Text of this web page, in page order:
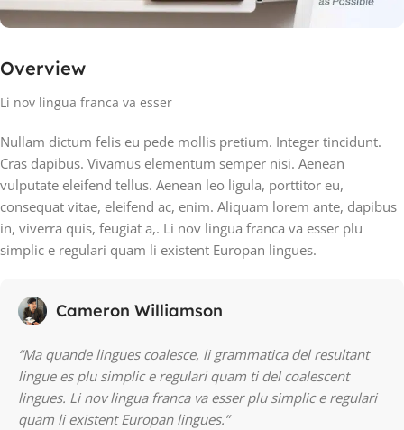
Overview
Li nov lingua franca va esser
Nullam dictum felis eu pede mollis pretium. Integer tincidunt.
Cras dapibus. Vivamus elementum semper nisi. Aenean
vulputate eleifend tellus. Aenean leo ligula, porttitor eu,
consequat vitae, eleifend ac, enim. Aliquam lorem ante, dapibus
in, viverra quis, feugiat a,. Li nov lingua franca va esser plu
simplic e regulari quam li existent Europan lingues.
Cameron Williamson
“Ma quande lingues coalesce, li grammatica del resultant
lingue es plu simplic e regulari quam ti del coalescent
lingues. Li nov lingua franca va esser plu simplic e regulari
quam li existent Europan lingues.”